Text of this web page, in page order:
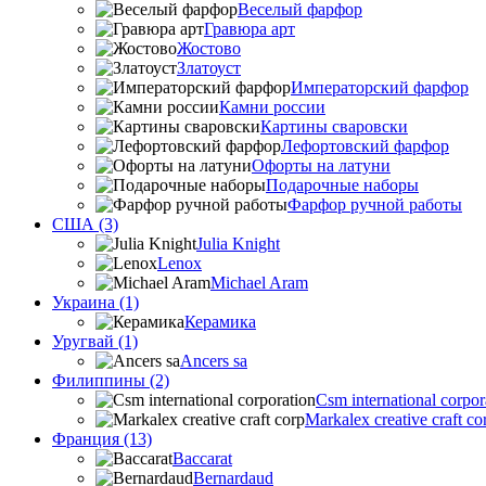
Веселый фарфор
Гравюра арт
Жостово
Златоуст
Императорский фарфор
Камни россии
Картины сваровски
Лефортовский фарфор
Офорты на латуни
Подарочные наборы
Фарфор ручной работы
США (3)
Julia Knight
Lenox
Michael Aram
Украина (1)
Керамика
Уругвай (1)
Ancers sa
Филиппины (2)
Csm international
Markalex creative craft
Франция (13)
Baccarat
Bernardaud